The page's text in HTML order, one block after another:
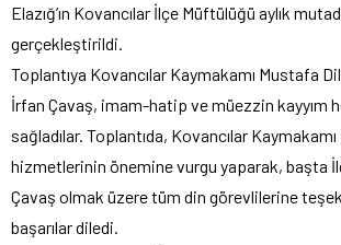
Elazığ’ın Kovancılar İlçe Müftülüğü aylık
gerçekleştirildi.
Toplantıya Kovancılar Kaymakamı Mustafa
İrfan Çavaş, imam-hatip ve müezzin kayyım
sağladılar. Toplantıda, Kovancılar
hizmetlerinin önemine vurgu yaparak, başta
Çavaş olmak üzere tüm din görevlilerine
başarılar diledi.